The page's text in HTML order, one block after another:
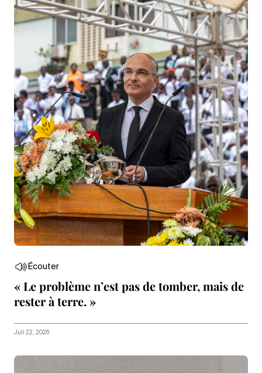
Écouter
« Le problème n’est pas de tomber, mais de
rester à terre. »
Juli 22, 2026